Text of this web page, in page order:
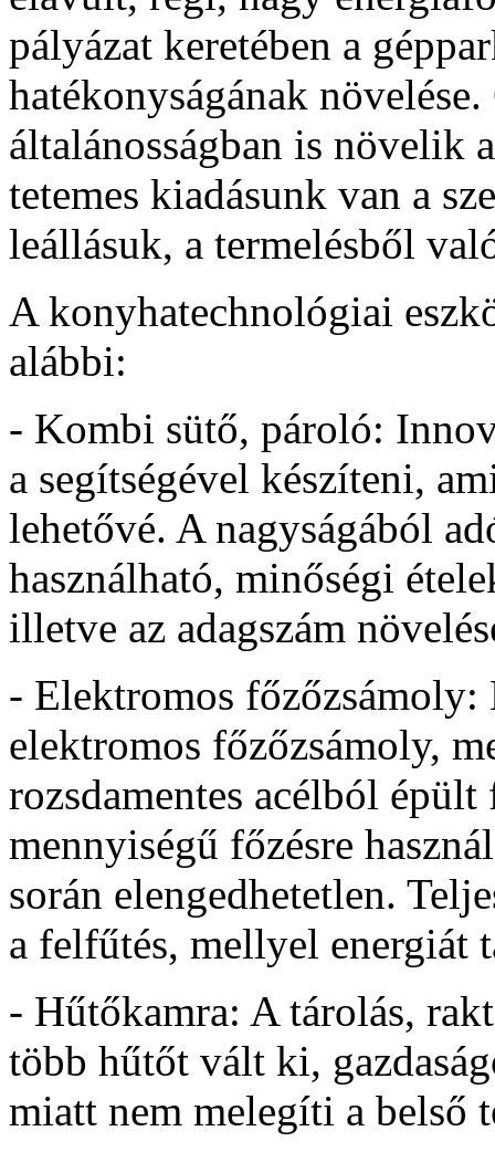
pályázat keretében a
hatékonyságának
általánosságban is növelik
tetemes kiadásunk van a
leállásuk, a termelésből
A konyhatechnológiai
alábbi:
- Kombi sütő, pároló:
a segítségével készíteni,
lehetővé. A nagyságából
használható, minőségi
illetve az adagszám
- Elektromos főzőzsámoly:
elektromos főzőzsámoly,
rozsdamentes acélból
mennyiségű főzésre
során elengedhetetlen.
a felfűtés, mellyel energiát
- Hűtőkamra: A tárolás,
több hűtőt vált ki,
miatt nem melegíti a belső